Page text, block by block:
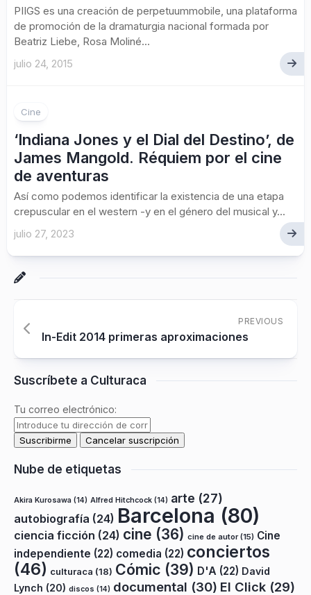
PIIGS es una creación de perpetuummobile, una plataforma
de promoción de la dramaturgia nacional formada por
Beatriz Liebe, Rosa Moliné...
julio 24, 2015
Cine
‘Indiana Jones y el Dial del Destino’, de
James Mangold. Réquiem por el cine
de aventuras
Así como podemos identificar la existencia de una etapa
crepuscular en el western -y en el género del musical y...
julio 27, 2023
PREVIOUS
In-Edit 2014 primeras aproximaciones
Suscríbete a Culturaca
Tu correo electrónico:
Nube de etiquetas
Akira Kurosawa (14) Alfred Hitchcock (14) arte (27)
autobiografía (24) Barcelona (80)
ciencia ficción (24) cine (36) cine de autor(15) Cine
independiente (22) comedia (22) conciertos
(46) culturaca (18) Cómic (39) D'A (22) David
Lynch (20) discos (14) documental (30) El Click (29)